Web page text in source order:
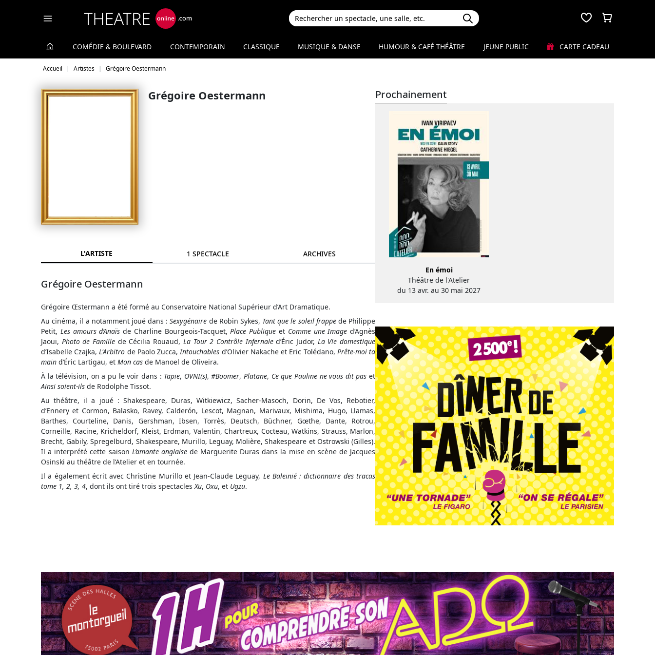
COMÉDIE & BOULEVARD CONTEMPORAIN CLASSIQUE MUSIQUE & DANSE HUMOUR & CAFÉ THÉÂTRE JEUNE PUBLIC CARTE CADEAU
Accueil Artistes Grégoire Oestermann
Grégoire Oestermann
L'ARTISTE 1 SPECTACLE ARCHIVES
Grégoire Oestermann
Grégoire Œstermann a été formé au Conservatoire National Supérieur d’Art Dramatique.
Au cinéma, il a notamment joué dans :Sexygénaire de Robin Sykes, Tant que le soleil frappede Philippe
Petit, Les amours d’Anaïs de Charline Bourgeois-Tacquet,Place Publique et Comme une Image d’Agnès
Jaoui, Photo de Famille de Cécilia Rouaud, La Tour 2 Contrôle Infernaled’Éric Judor, La Vie domestique
d’Isabelle Czajka,L'Arbitro de Paolo Zucca,Intouchables d’Olivier Nakache et Eric Tolédano, Prête-moi ta
main d’Éric Lartigau, et Mon cas de Manoel de Oliveira.
À la télévision, on a pu le voir dans : Tapie, OVNI(s),#Boomer,Platane, Ce que Pauline ne vous dit paset
Ainsi soient-ils de Rodolphe Tissot.
Au théâtre, il a joué : Shakespeare, Duras, Witkiewicz, Sacher-Masoch, Dorin, De Vos, Rebotier,
d’Ennery et Cormon, Balasko, Ravey, Calderón, Lescot, Magnan, Marivaux, Mishima, Hugo, Llamas,
Barthes, Courteline, Danis, Gershman, Ibsen, Torrès, Deutsch, Büchner, Gœthe, Dante, Rotrou,
Corneille, Racine, Kricheldorf, Kleist, Erdman, Valentin, Chartreux, Cocteau, Watkins, Strauss, Marlon,
Brecht, Gabily, Spregelburd, Shakespeare, Murillo, Leguay, Molière, Shakespeare et Ostrowski (Gilles).
Il a interprété cette saison L’amante anglaisede Marguerite Duras dans la mise en scène de Jacques
Osinski au théâtre de l’Atelier et en tournée.
Il a également écrit avec Christine Murillo et Jean-Claude Leguay, Le Baleinié : dictionnaire des tracas
tome 1, 2, 3, 4, dont ils ont tiré trois spectaclesXu, Oxu, et Ugzu.
Prochainement
En émoi
Théâtre de l'Atelier
du 13 avr. au 30 mai 2027